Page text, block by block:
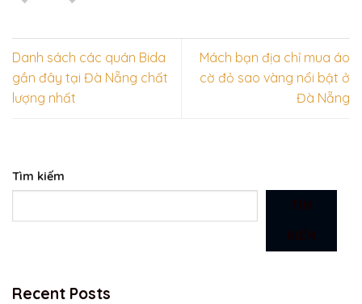
Danh sách các quán Bida
gần đây tại Đà Nẵng chất
lượng nhất
Mách bạn địa chỉ mua áo
cờ đỏ sao vàng nổi bật ở
Đà Nẵng
Tìm kiếm
Recent Posts